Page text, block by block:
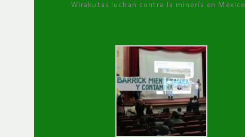
Wirakutas luchan contra la minería en México